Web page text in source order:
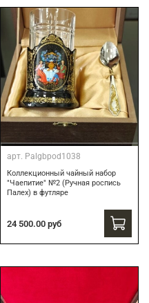
арт. Palgbpod1038
Коллекционный чайный набор
"Чаепитие" №2 (Ручная роспись
Палех) в футляре
24 500.00 руб